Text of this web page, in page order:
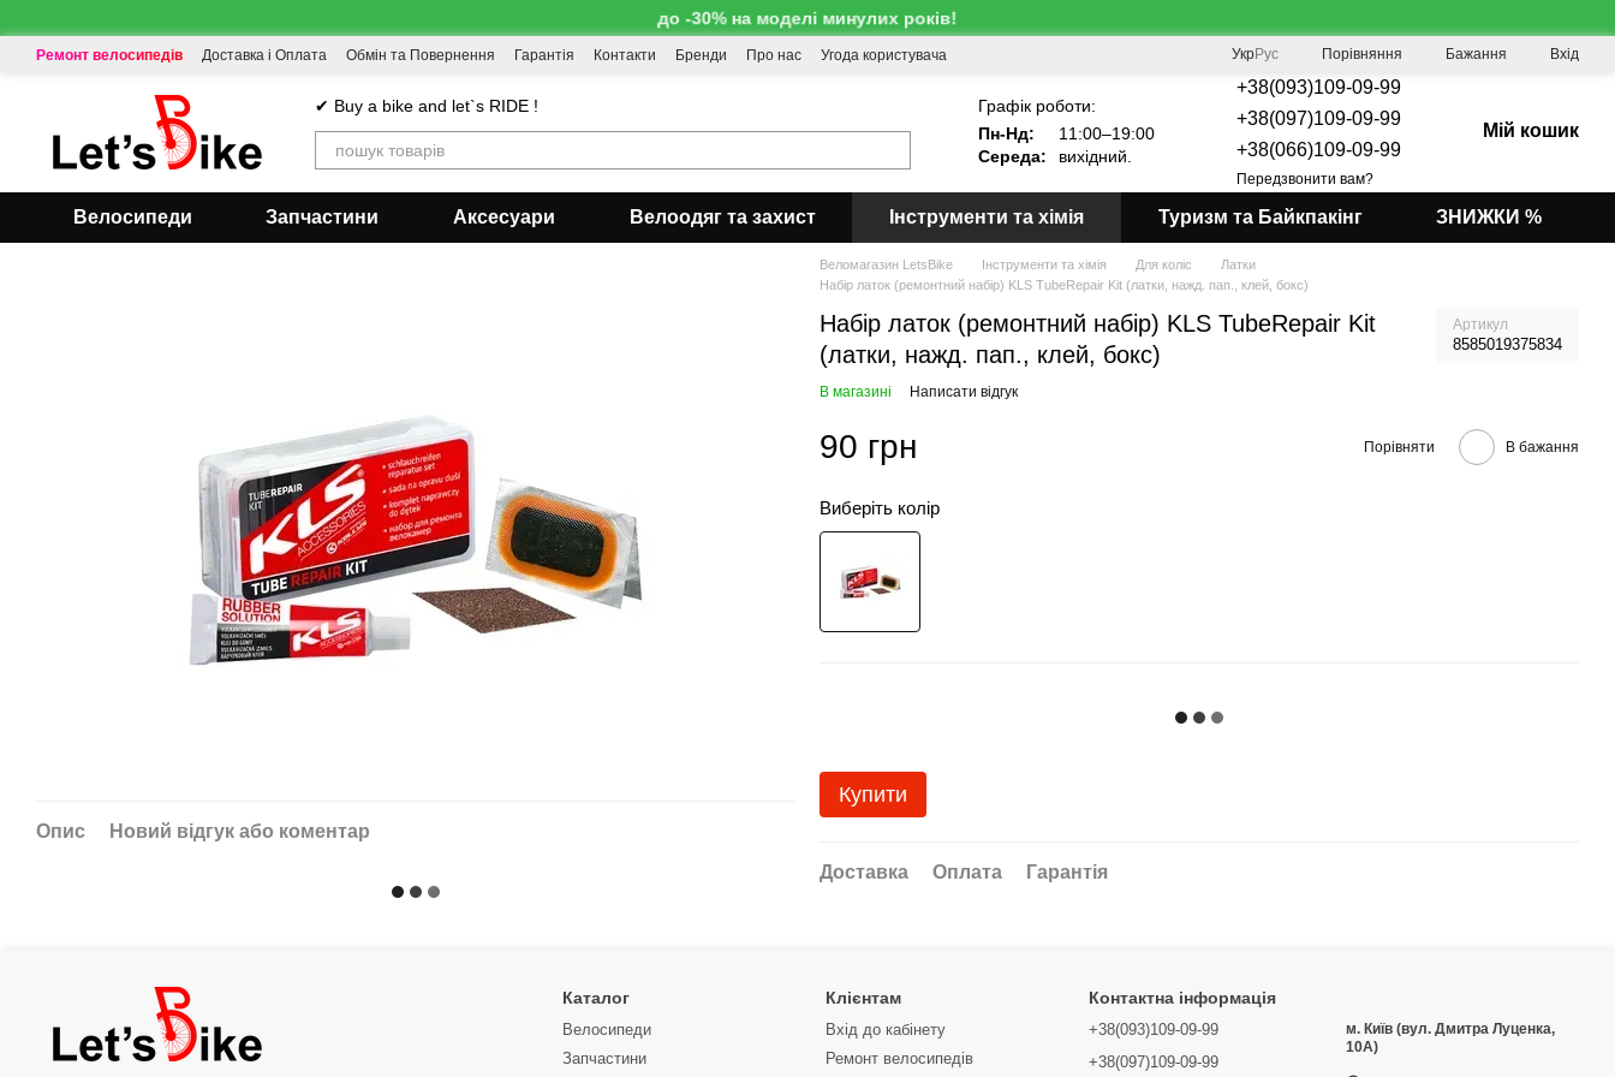
до -30% на моделі минулих років!
Ремонт велосипедів Доставка і Оплата Обмін та Повернення Гарантія Контакти Бренди Про нас Угода користувача УкрРус Порівняння Бажання Вхід
✔ Buy a bike and let`s RIDE !
Графік роботи:
Пн-Нд:
11:00–19:00
Середа:
вихідний.
+38(093)109-09-99
+38(097)109-09-99
+38(066)109-09-99
Передзвонити вам?
Мій кошик
Велосипеди Запчастини Аксесуари Велоодяг та захист Інструменти та хімія Туризм та Байкпакінг ЗНИЖКИ %
Опис Новий відгук або коментар
Веломагазин LetsBike Інструменти та хімія Для коліс
Латки
Набір латок (ремонтний набір) KLS TubeRepair Kit (латки, нажд. пап., клей, бокс)
Набір латок (ремонтний набір) KLS TubeRepair Kit
(латки, нажд. пап., клей, бокс)
Артикул
8585019375834
В магазині Написати відгук
90 грн Порівняти В бажання
Виберіть колір
Купити
Доставка Оплата Гарантія
Каталог
Велосипеди
Запчастини
Клієнтам
Вхід до кабінету
Ремонт велосипедів
Контактна інформація
+38(093)109-09-99
+38(097)109-09-99
м. Київ (вул. Дмитра Луценка,
10А)